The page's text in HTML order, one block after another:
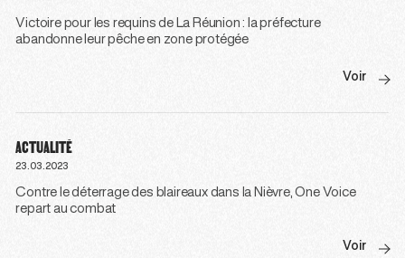
Victoire pour les requins de La Réunion : la préfecture
abandonne leur pêche en zone protégée
Voir
ACTUALITÉ
23.03.2023
Contre le déterrage des blaireaux dans la Nièvre, One Voice
repart au combat
Voir